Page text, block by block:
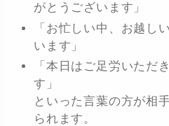
がとうございます」
「お忙しい中、お越し
います」
「本日はご足労いただ
す」
といった言葉の方が相
られます。